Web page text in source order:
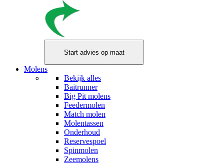
Molens
Bekijk alles
Baitrunner
Big Pit molens
Feedermolen
Match molen
Molentassen
Onderhoud
Reservespoel
Spinmolen
Zeemolens